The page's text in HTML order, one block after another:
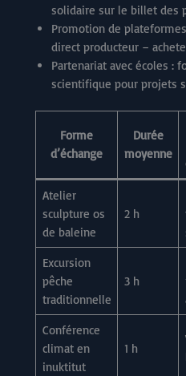
solidaire sur le billet des
Promotion de
direct producteur –
Partenariat avec écoles :
scientifique pour projets
Forme
d’échange
Durée
moyenne
Atelier
sculpture os
de baleine
2 h
Excursion
pêche
traditionnelle
3 h
Conférence
climat en
inuktitut
1 h